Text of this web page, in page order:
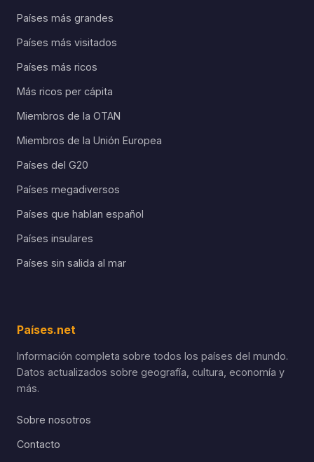
Países más grandes
Países más visitados
Países más ricos
Más ricos per cápita
Miembros de la OTAN
Miembros de la Unión Europea
Países del G20
Países megadiversos
Países que hablan español
Países insulares
Países sin salida al mar
Países.net
Información completa sobre todos los países del mundo.
Datos actualizados sobre geografía, cultura, economía y
más.
Sobre nosotros
Contacto